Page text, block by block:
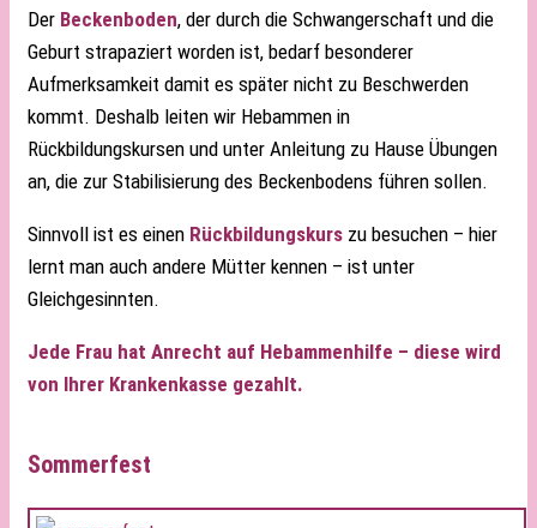
Der Beckenboden, der durch die Schwangerschaft und die
Geburt strapaziert worden ist, bedarf besonderer
Aufmerksamkeit damit es später nicht zu Beschwerden
kommt. Deshalb leiten wir Hebammen in
Rückbildungskursen und unter Anleitung zu Hause Übungen
an, die zur Stabilisierung des Beckenbodens führen sollen.
Sinnvoll ist es einen Rückbildungskurs zu besuchen – hier
lernt man auch andere Mütter kennen – ist unter
Gleichgesinnten.
Jede Frau hat Anrecht auf Hebammenhilfe – diese wird
von Ihrer Krankenkasse gezahlt.
Sommerfest